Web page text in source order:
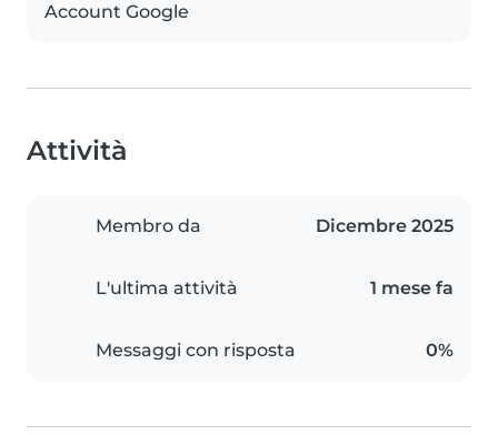
Account Google
Attività
Membro da Dicembre 2025
L'ultima attività 1 mese fa
Messaggi con risposta 0%